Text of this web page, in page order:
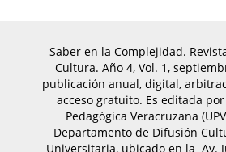
Saber en la Complejidad.
Cultura. Año 4, Vol. 1,
publicación anual, digital,
acceso gratuito. Es editada
Pedagógica Veracruzana
Departamento de Difusión
Universitaria, ubicado en la Av.